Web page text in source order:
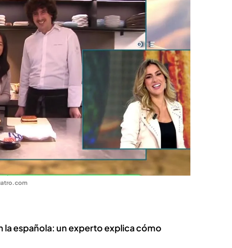
la española: un experto explica cómo